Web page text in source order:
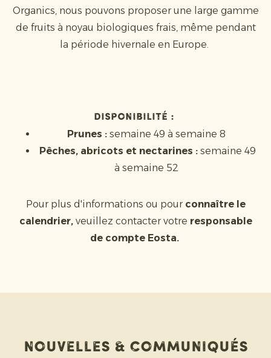
Organics, nous pouvons proposer une large gamme
de fruits à noyau biologiques frais, même pendant
la période hivernale en Europe.
Disponibilité :
Prunes : semaine 49 à semaine 8
Pêches, abricots et nectarines : semaine 49
à semaine 52
Pour plus d'informations ou pour connaître le
calendrier,veuillez contacter votre responsable
de compte Eosta.
Nouvelles & communiqués